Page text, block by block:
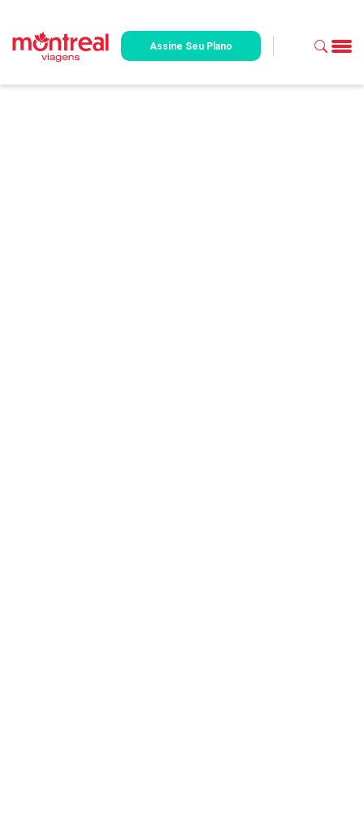
Assine Seu Plano